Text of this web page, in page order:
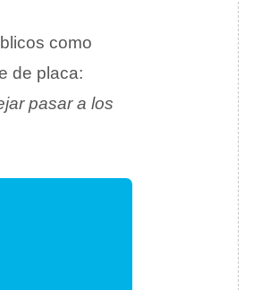
como
de placa:
pasar a los